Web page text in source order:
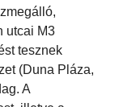
utcai M3
tesznek
(Duna Pláza,
A